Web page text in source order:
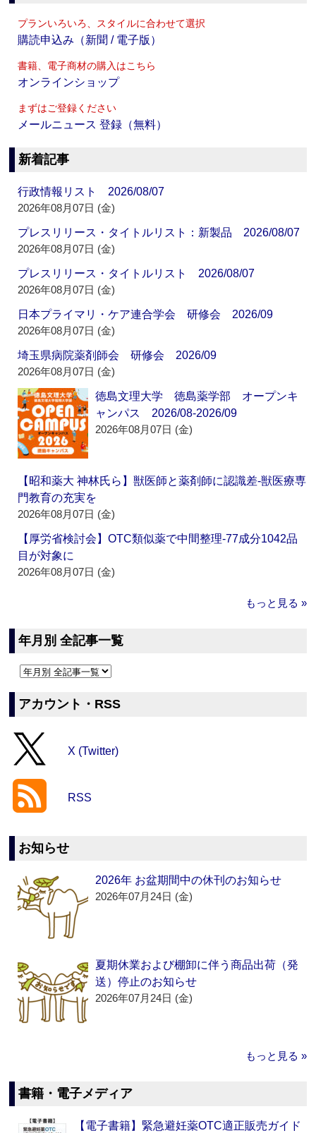
プランいろいろ、スタイルに合わせて選択
購読申込み（新聞 / 電子版）
書籍、電子商材の購入はこちら
オンラインショップ
まずはご登録ください
メールニュース 登録（無料）
新着記事
行政情報リスト 2026/08/07
2026年08月07日 (金)
プレスリリース・タイトルリスト：新製品 2026/08/07
2026年08月07日 (金)
プレスリリース・タイトルリスト 2026/08/07
2026年08月07日 (金)
日本プライマリ・ケア連合学会 研修会 2026/09
2026年08月07日 (金)
埼玉県病院薬剤師会 研修会 2026/09
2026年08月07日 (金)
徳島文理大学 徳島薬学部 オープンキ
ャンパス 2026/08-2026/09
2026年08月07日 (金)
【昭和薬大 神林氏ら】獣医師と薬剤師に認識差‐獣医療専
門教育の充実を
2026年08月07日 (金)
【厚労省検討会】OTC類似薬で中間整理‐77成分1042品
目が対象に
2026年08月07日 (金)
もっと見る »
年月別 全記事一覧
アカウント・RSS
X (Twitter)
RSS
お知らせ
2026年 お盆期間中の休刊のお知らせ
2026年07月24日 (金)
夏期休業および棚卸に伴う商品出荷（発
送）停止のお知らせ
2026年07月24日 (金)
もっと見る »
書籍・電子メディア
【電子書籍】緊急避妊薬OTC適正販売ガイド